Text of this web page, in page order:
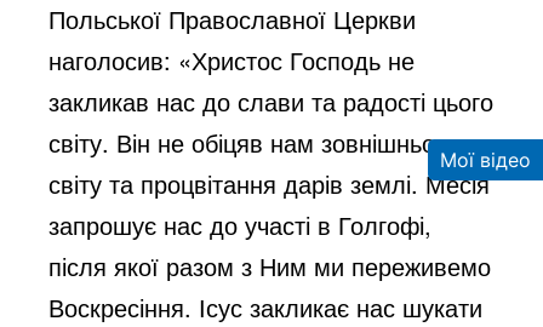
Польської Православної Церкви
наголосив: «Христос Господь не
закликав нас до слави та радості цього
світу. Він не обіцяв нам зовнішнього
світу та процвітання дарів землі. Месія
запрошує нас до участі в Голгофі,
після якої разом з Ним ми переживемо
Воскресіння. Ісус закликає нас шукати
Мої відео